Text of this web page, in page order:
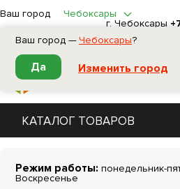
Ваш город —Чебоксары?
Да Изменить город
Ваш город
Чебоксары
г. Чебоксары
КАТАЛОГ ТОВАРОВ
Режим работы: понедельник-
Воскресенье